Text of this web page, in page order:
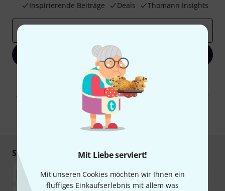
Mit Liebe serviert!
Mit unseren Cookies möchten wir Ihnen ein
fluffiges Einkaufserlebnis mit allem was
Inspirierende Beiträge
Deals Thomann Insights
Jetzt anmelden
Mit Klick auf „Jetzt anmelden“ stimmen Sie dem Erhalt von E-Mail-
Werbung und einer Messung des E-Mail-Nutzungsverhaltens zu. Die
Abmeldung ist jederzeit möglich. Weitere Informationen finden Sie in
Datenschutzhinweisen
* Pflichtfeld
Sicher einkaufen & bezahlen